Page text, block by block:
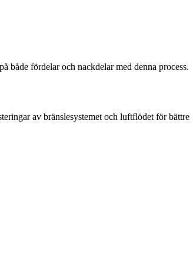
både fördelar och nackdelar med denna process.
av bränslesystemet och luftflödet för bättre